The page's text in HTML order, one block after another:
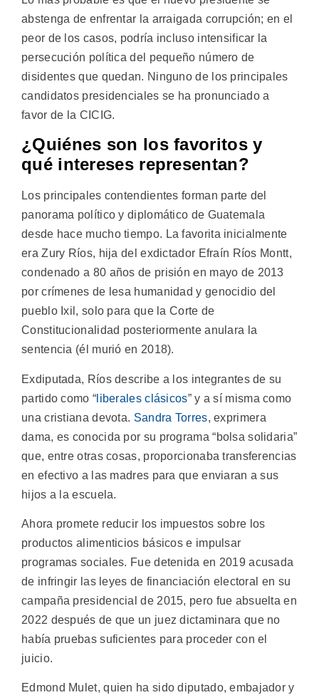
abstenga de enfrentar la arraigada corrupción; en el
peor de los casos, podría incluso intensificar la
persecución política del pequeño número de
disidentes que quedan. Ninguno de los principales
candidatos presidenciales se ha pronunciado a
favor de la CICIG.
¿Quiénes son los favoritos y
qué intereses representan?
Los principales contendientes forman parte del
panorama político y diplomático de Guatemala
desde hace mucho tiempo. La favorita inicialmente
era Zury Ríos, hija del exdictador Efraín Ríos Montt,
condenado a 80 años de prisión en mayo de 2013
por crímenes de lesa humanidad y genocidio del
pueblo Ixil, solo para que la Corte de
Constitucionalidad posteriormente anulara la
sentencia (él murió en 2018).
Exdiputada, Ríos describe a los integrantes de su
partido como “ liberales clásicos” y a sí misma como
una cristiana devota. Sandra Torres, exprimera
dama, es conocida por su programa “bolsa solidaria”
que, entre otras cosas, proporcionaba transferencias
en efectivo a las madres para que enviaran a sus
hijos a la escuela.
Ahora promete reducir los impuestos sobre los
productos alimenticios básicos e impulsar
programas sociales. Fue detenida en 2019 acusada
de infringir las leyes de financiación electoral en su
campaña presidencial de 2015, pero fue absuelta en
2022 después de que un juez dictaminara que no
había pruebas suficientes para proceder con el
juicio.
Edmond Mulet, quien ha sido diputado, embajador y